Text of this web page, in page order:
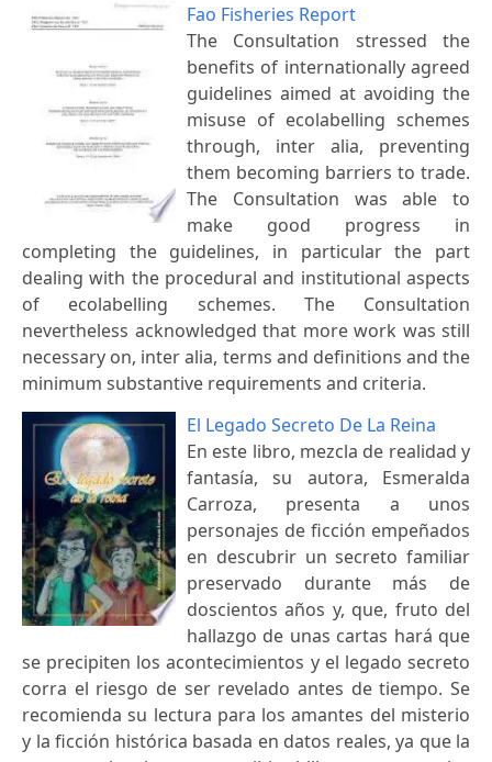
Fao Fisheries Report
The Consultation stressed the
benefits of internationally agreed
guidelines aimed at avoiding the
misuse of ecolabelling schemes
through, inter alia, preventing
them becoming barriers to trade.
The Consultation was able to
make good progress in
completing the guidelines, in particular the part
dealing with the procedural and institutional aspects
of ecolabelling schemes. The Consultation
nevertheless acknowledged that more work was still
necessary on, inter alia, terms and definitions and the
minimum substantive requirements and criteria.
El Legado Secreto De La Reina
En este libro, mezcla de realidad y
fantasía, su autora, Esmeralda
Carroza, presenta a unos
personajes de ficción empeñados
en descubrir un secreto familiar
preservado durante más de
doscientos años y, que, fruto del
hallazgo de unas cartas hará que
se precipiten los acontecimientos y el legado secreto
corra el riesgo de ser revelado antes de tiempo. Se
recomienda su lectura para los amantes del misterio
y la ficción histórica basada en datos reales, ya que la